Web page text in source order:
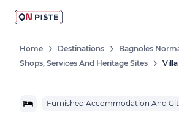
Home Destinations
Bagnoles
Shops, Services And Heritage Sites
Furnished Accommodation And